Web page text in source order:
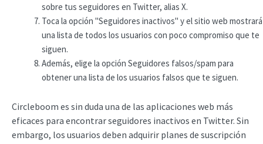
sobre tus seguidores en Twitter, alias X.
Toca la opción "Seguidores inactivos" y el sitio web mostrará
una lista de todos los usuarios con poco compromiso que te
siguen.
Además, elige la opción Seguidores falsos/spam para
obtener una lista de los usuarios falsos que te siguen.
Circleboom es sin duda una de las aplicaciones web más
eficaces para encontrar seguidores inactivos en Twitter. Sin
embargo, los usuarios deben adquirir planes de suscripción